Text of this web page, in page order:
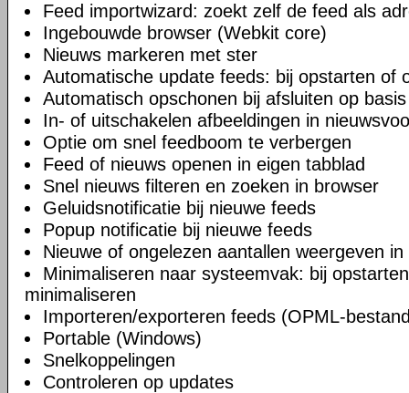
Feed importwizard: zoekt zelf de feed als
Ingebouwde browser (Webkit core)
Nieuws markeren met ster
Automatische update feeds: bij opstarten of
Automatisch opschonen bij afsluiten op
In- of uitschakelen afbeeldingen in
Optie om snel feedboom te verbergen
Feed of nieuws openen in eigen tabblad
Snel nieuws filteren en zoeken in browser
Geluidsnotificatie bij nieuwe feeds
Popup notificatie bij nieuwe feeds
Nieuwe of ongelezen aantallen weergeven
Minimaliseren naar systeemvak: bij
minimaliseren
Importeren/exporteren feeds (OPML-
Portable (Windows)
Snelkoppelingen
Controleren op updates